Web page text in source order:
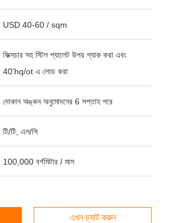
USD 40-60 / sqm
ফিক্সচার সহ স্টিল প্যালেট উপর প্যাক করা এবং
40'hq/ot এ লোড করা
দোকান অঙ্কন অনুমোদনের 6 সপ্তাহ পরে
টি/টি, এল/সি
100,000 বর্গমিটার / মাস
এখন চ্যাট করুন